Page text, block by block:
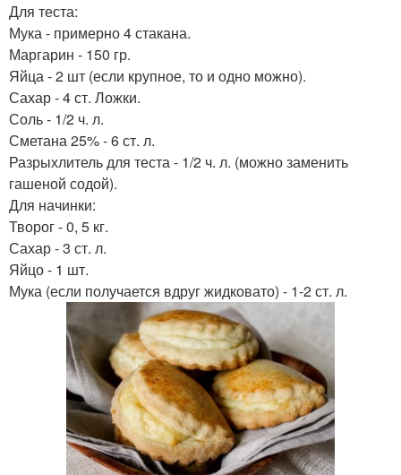
Для теста:
Мука - примерно 4 стакана.
Маргарин - 150 гр.
Яйца - 2 шт (если крупное, то и одно можно).
Сахар - 4 ст. Ложки.
Соль - 1/2 ч. л.
Сметана 25% - 6 ст. л.
Разрыхлитель для теста - 1/2 ч. л. (можно заменить
гашеной содой).
Для начинки:
Творог - 0, 5 кг.
Сахар - 3 ст. л.
Яйцо - 1 шт.
Мука (если получается вдруг жидковато) - 1-2 ст. л.